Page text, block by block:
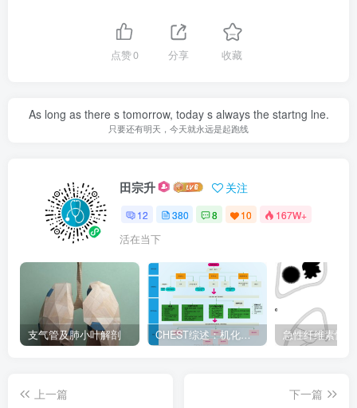
点赞0 分享 收藏
As long as there s tomorrow, today s always the startng lne.
只要还有明天，今天就永远是起跑线
田宗升 关注
12 380 8 10 167W+
活在当下
支气管及肺小叶解剖 CHEST综述：机化性肺炎的诊断流程（临床-影像-病理特征相关性）
上一篇
下一篇